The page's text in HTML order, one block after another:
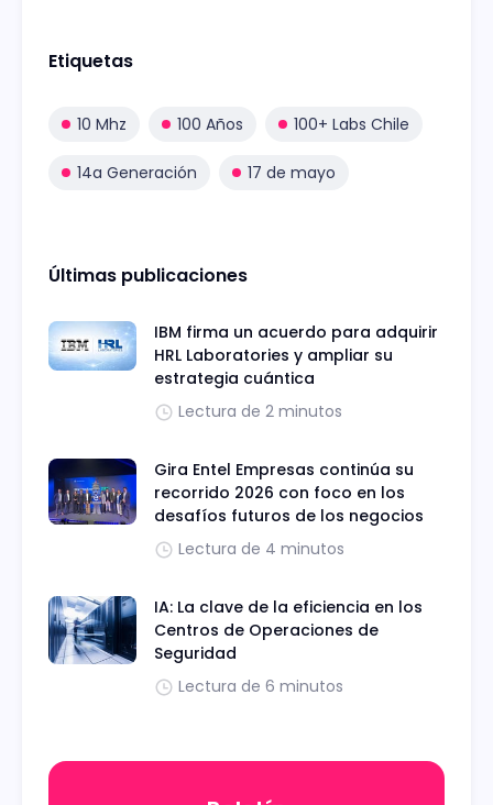
Etiquetas
10 Mhz 100 Años 100+ Labs Chile
14a Generación 17 de mayo
Últimas publicaciones
IBM firma un acuerdo para adquirir
HRL Laboratories y ampliar su
estrategia cuántica
Lectura de 2 minutos
Gira Entel Empresas continúa su
recorrido 2026 con foco en los
desafíos futuros de los negocios
Lectura de 4 minutos
IA: La clave de la eficiencia en los
Centros de Operaciones de
Seguridad
Lectura de 6 minutos